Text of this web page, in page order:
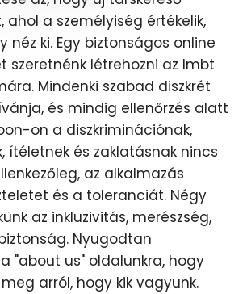
ahol a személyiség értékelik,
néz ki. Egy biztonságos online
szeretnénk létrehozni az lmbt
Mindenki szabad diszkrét
és mindig ellenőrzés alatt
on a diszkriminációnak,
ítéletnek és zaklatásnak nincs
az alkalmazás
és a toleranciát. Négy
az inkluzivitás, merészség,
Nyugodtan
"about us" oldalunkra, hogy
arról, hogy kik vagyunk.